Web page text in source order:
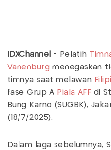
IDXChannel - Pelatih
Vanenburg menegaskan
timnya saat melawan
fase Grup A Piala AFF di
Bung Karno (SUGBK),
(18/7/2025).
Dalam laga sebelumnya,